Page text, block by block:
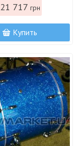
21 717 грн
Купить